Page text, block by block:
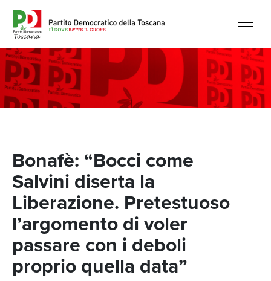
Bonafè: “Bocci come
Salvini diserta la
Liberazione. Pretestuoso
l’argomento di voler
passare con i deboli
proprio quella data”